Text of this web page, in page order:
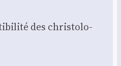
des chris­to­lo­